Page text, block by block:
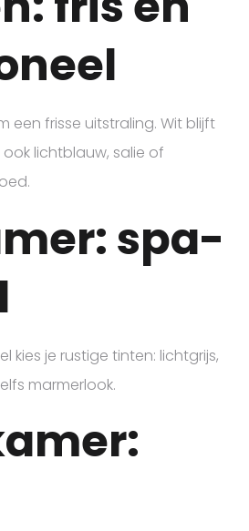
een frisse uitstraling. Wit blijft
ook lichtblauw, salie of
spa-
kies je rustige tinten: lichtgrijs,
marmerlook.